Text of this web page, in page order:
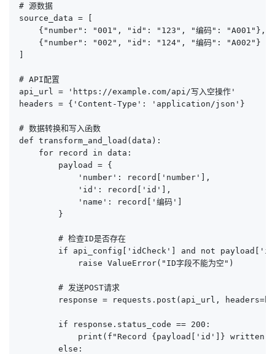
# 源数据
source_data = [
    {"number": "001", "id": "123", "编码": "A001"},
    {"number": "002", "id": "124", "编码": "A002"}
]
# API配置
api_url = 'https://example.com/api/写入空操作'
headers = {'Content-Type': 'application/json'}
# 数据转换和写入函数
def transform_and_load(data):
    for record in data:
        payload = {
            'number': record['number'],
            'id': record['id'],
            'name': record['编码']
        }
        # 检查ID是否存在
if api_config['idCheck'] and not
            raise ValueError("ID字段不能为空")
        # 发送POST请求
response = requests.post(api_url,
        if response.status_code == 200:
print(f"Record {payload['id']} written
        else: